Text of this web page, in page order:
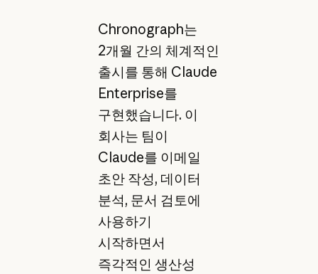
Chronograph는
2개월 간의 체계적인
출시를 통해 Claude
Enterprise를
구현했습니다. 이
회사는 팀이
Claude를 이메일
초안 작성, 데이터
분석, 문서 검토에
사용하기
시작하면서
즉각적인 생산성